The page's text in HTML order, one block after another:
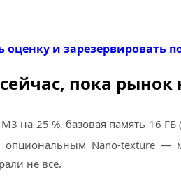
оценку и зарезервировать
пока рынок
на 25 %, базовая память 16
Nano-texture —
не все.